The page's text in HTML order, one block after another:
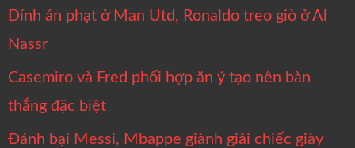
Dính án phạt ở Man Utd, Ronaldo treo giò ở Al
Nassr
Casemiro và Fred phối hợp ăn ý tạo nên bàn
thắng đặc biệt
Đánh bại Messi, Mbappe giành giải chiếc giày